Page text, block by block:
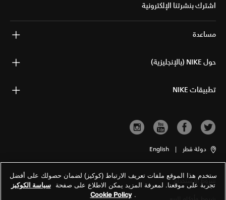
اشترك بنشرتنا الإلكترونية
مساعدة
حول NIKE (بالإنجليزية)
تطبيقات NIKE
دولة قطر |
English
شروط الاستخدام
ستخدم هذا الموقع ملفات تعريف الارتباط (كوكيز) لضمان حصولك على أفضل
تجربة على موقعنا. لمعرفة المزيد يمكن الاطلاع على صفحة سياسة الكوكيز
.
Cookie Policy